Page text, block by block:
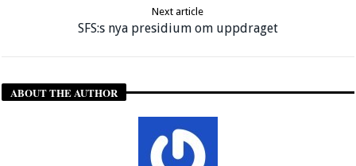
Next article
SFS:s nya presidium om uppdraget
ABOUT THE AUTHOR